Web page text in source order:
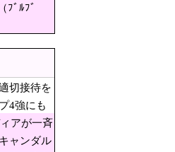
勿体
プ4強
てい
ﾌﾞﾙﾌﾞ
切接待を
4強にも
アが一斉
ャンダル